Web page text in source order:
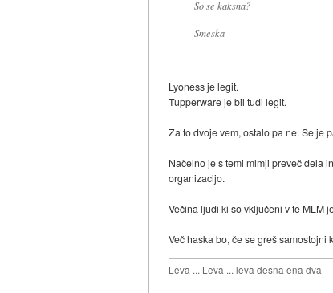
So se kaksna?
Smeska
Lyoness je legit.
Tupperware je bil tudi legit.
Za to dvoje vem, ostalo pa ne. Se je
Načelno je s temi mlmji preveč dela
organizacijo.
Večina ljudi ki so vključeni v te MLM
Več haska bo, če se greš samostojni
Leva ... Leva ... leva desna ena dva